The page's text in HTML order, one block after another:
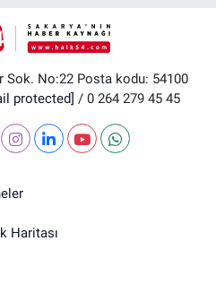
Sok. No:22 Posta kodu: 54100
protected] / 0 264 279 45 45
Haritası